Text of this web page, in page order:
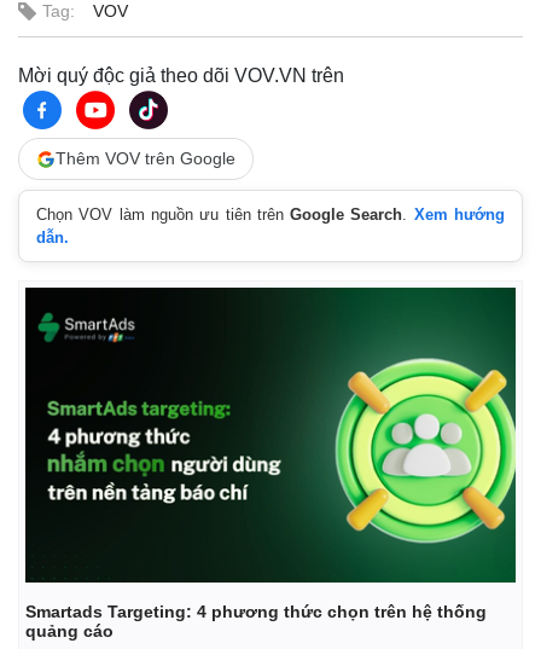
Kinh tế
Giá cà phê
Tag: VOV
Mời quý độc giả theo dõi VOV.VN trên
Thêm VOV trên Google
Chọn VOV làm nguồn ưu tiên trênGoogle Search. Xem hướng
dẫn.
Smartads Targeting: 4 phương thức chọn trên hệ thống
quảng cáo